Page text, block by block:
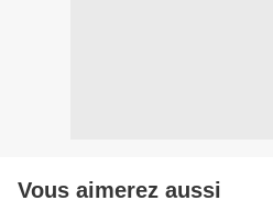
Vous aimerez aussi